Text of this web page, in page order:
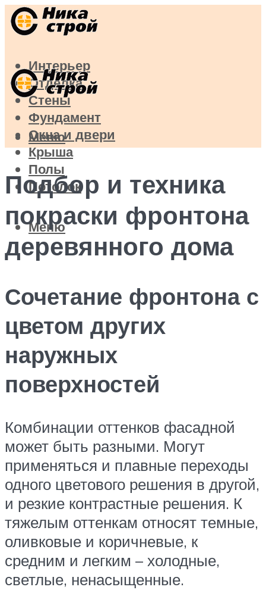
Интерьер
Отделка
Стены
Фундамент
Окна и двери
Крыша
Полы
Потолок
Меню
Меню
Подбор и техника
покраски фронтона
деревянного дома
Сочетание фронтона с
цветом других
наружных
поверхностей
Комбинации оттенков фасадной
может быть разными. Могут
применяться и плавные переходы
одного цветового решения в другой,
и резкие контрастные решения. К
тяжелым оттенкам относят темные,
оливковые и коричневые, к
средним и легким – холодные,
светлые, ненасыщенные.